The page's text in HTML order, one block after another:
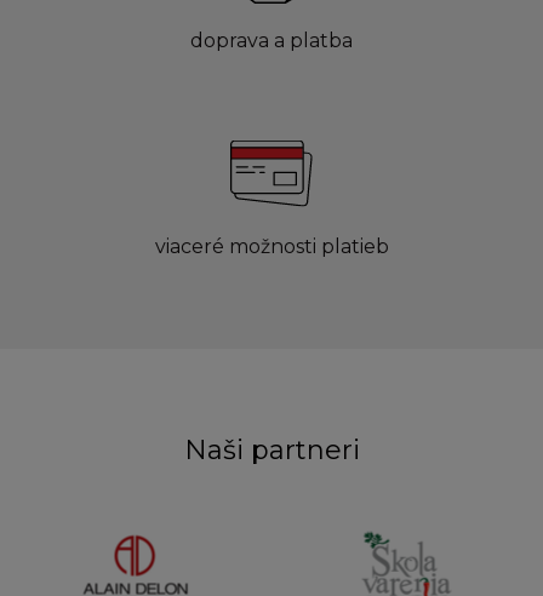
doprava a platba
viaceré možnosti platieb
Naši partneri